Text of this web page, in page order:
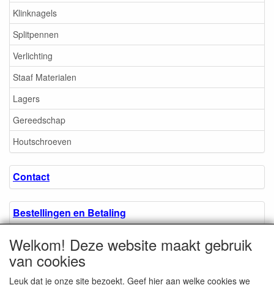
Klinknagels
Splitpennen
Verlichting
Staaf Materialen
Lagers
Gereedschap
Houtschroeven
Contact
Bestellingen en Betaling
Algemene voorwaarden
Welkom! Deze website maakt gebruik
van cookies
Leuk dat je onze site bezoekt. Geef hier aan welke cookies we